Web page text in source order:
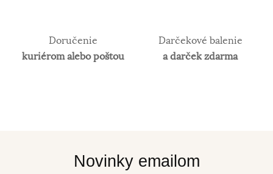
Doručenie
kuriérom alebo poštou
Darčekové balenie
a darček zdarma
Novinky emailom